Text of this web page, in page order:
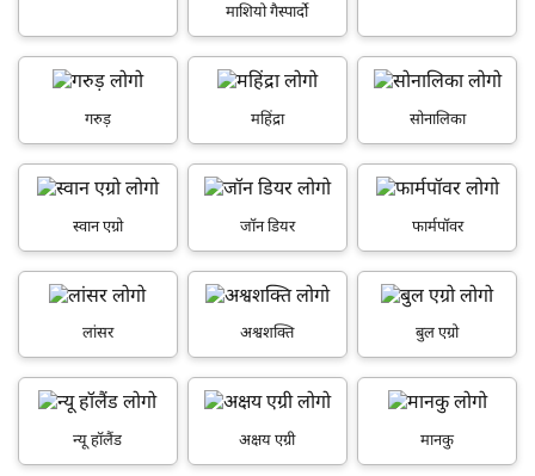
माशियो गैस्पार्दो
गरुड़ महिंद्रा सोनालिका
स्वान एग्रो जॉन डियर फार्मपॉवर
लांसर अश्वशक्ति बुल एग्रो
न्यू हॉलैंड अक्षय एग्री मानकु